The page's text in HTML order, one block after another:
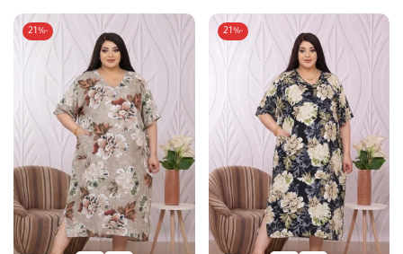
-21%
-21%